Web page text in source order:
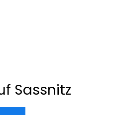
Sassnitz